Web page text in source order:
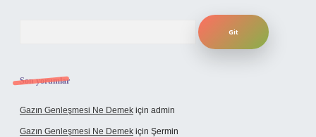
Son yorumlar
Gazın Genleşmesi Ne Demek için admin
Gazın Genleşmesi Ne Demek için Şermin